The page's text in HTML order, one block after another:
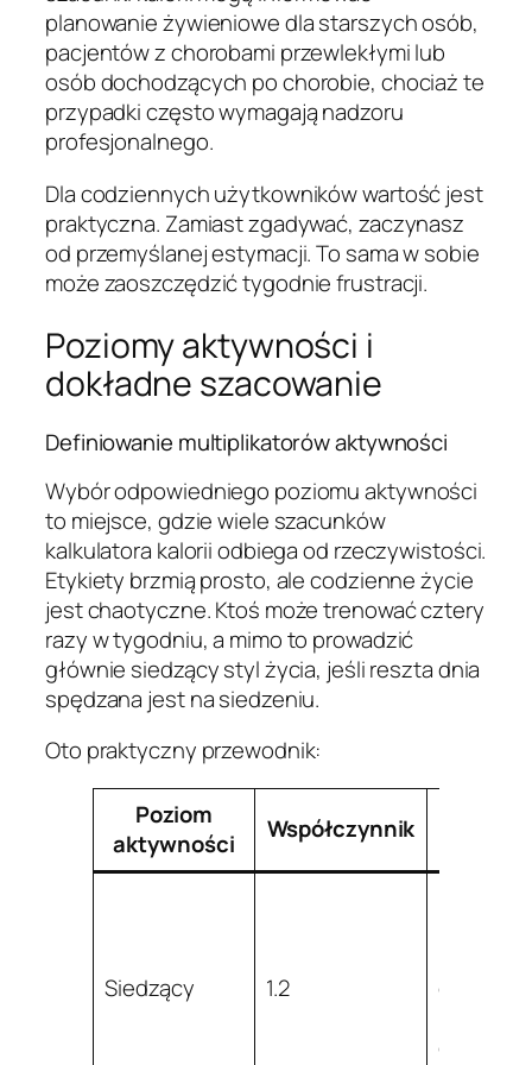
planowanie żywieniowe dla starszych osób,
pacjentów z chorobami przewlekłymi lub
osób dochodzących po chorobie, chociaż te
przypadki często wymagają nadzoru
profesjonalnego.
Dla codziennych użytkowników wartość jest
praktyczna. Zamiast zgadywać, zaczynasz
od przemyślanej estymacji. To sama w sobie
może zaoszczędzić tygodnie frustracji.
Poziomy aktywności i
dokładne szacowanie
Definiowanie multiplikatorów aktywności
Wybór odpowiedniego poziomu aktywności
to miejsce, gdzie wiele szacunków
kalkulatora kalorii odbiega od rzeczywistości.
Etykiety brzmią prosto, ale codzienne życie
jest chaotyczne. Ktoś może trenować cztery
razy w tygodniu, a mimo to prowadzić
głównie siedzący styl życia, jeśli reszta dnia
spędzana jest na siedzeniu.
Oto praktyczny przewodnik:
Poziom
aktywności
Współczynnik
Siedzący 1.2
ćwiczeń,